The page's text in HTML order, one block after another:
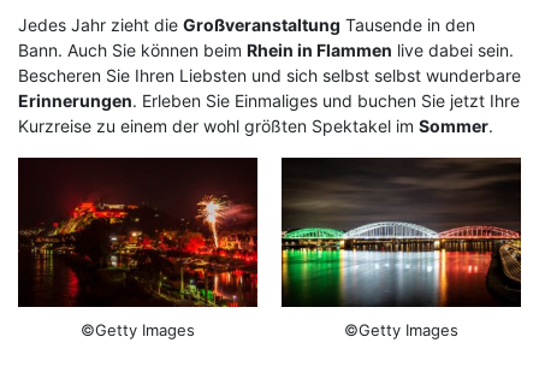
Jedes Jahr zieht die Großveranstaltung Tausende in den
Bann. Auch Sie können beim Rhein in Flammen live dabei sein.
Bescheren Sie Ihren Liebsten und sich selbst selbst wunderbare
Erinnerungen. Erleben Sie Einmaliges und buchen Sie jetzt Ihre
Kurzreise zu einem der wohl größten Spektakel im Sommer.
©Getty Images ©Getty Images